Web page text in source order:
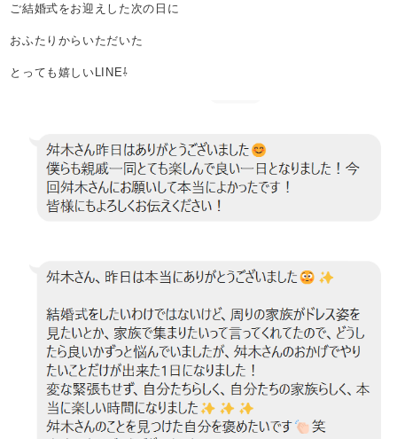
ご結婚式をお迎えした次の日に
おふたりからいただいた
とっても嬉しいLINE⇩